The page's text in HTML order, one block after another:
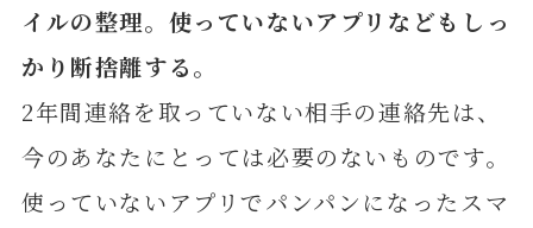
イルの整理。使っていないアプリなどもしっ
かり断捨離する。
2年間連絡を取っていない相手の連絡先は、
今のあなたにとっては必要のないものです。
使っていないアプリでパンパンになったスマ